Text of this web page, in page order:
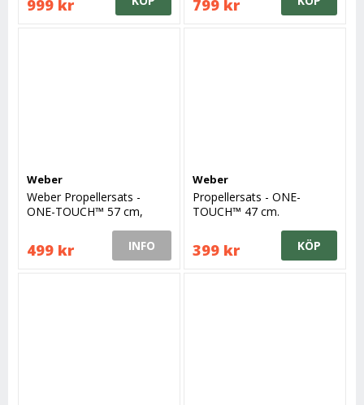
999 kr 799 kr
Weber
Weber Propellersats -
ONE-TOUCH™ 57 cm,
499 kr INFO
Weber
Propellersats - ONE-
TOUCH™ 47 cm.
399 kr KÖP